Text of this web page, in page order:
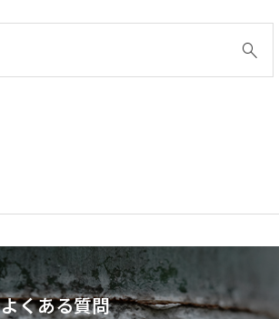
よくある質問